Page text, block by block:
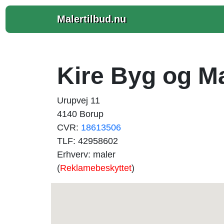
Malertilbud.nu
Kire Byg og
Urupvej 11
4140 Borup
CVR: 18613506
TLF: 42958602
Erhverv: maler
(Reklamebeskyttet)